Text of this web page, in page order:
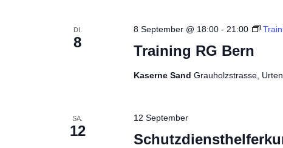
DI.
8
Training RG Bern
8 September @ 18:00- 21:00
Kaserne Sand Grauholzstrasse,
SA.
12
12 September